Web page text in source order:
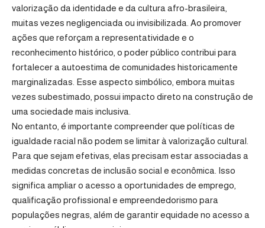
valorização da identidade e da cultura afro-brasileira,
muitas vezes negligenciada ou invisibilizada. Ao promover
ações que reforçam a representatividade e o
reconhecimento histórico, o poder público contribui para
fortalecer a autoestima de comunidades historicamente
marginalizadas. Esse aspecto simbólico, embora muitas
vezes subestimado, possui impacto direto na construção de
uma sociedade mais inclusiva.
No entanto, é importante compreender que políticas de
igualdade racial não podem se limitar à valorização cultural.
Para que sejam efetivas, elas precisam estar associadas a
medidas concretas de inclusão social e econômica. Isso
significa ampliar o acesso a oportunidades de emprego,
qualificação profissional e empreendedorismo para
populações negras, além de garantir equidade no acesso a